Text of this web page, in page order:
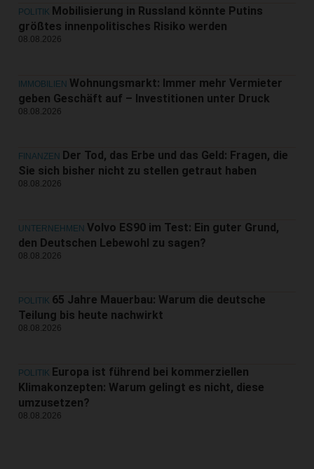
POLITIK Mobilisierung in Russland könnte Putins
größtes innenpolitisches Risiko werden
08.08.2026
IMMOBILIEN Wohnungsmarkt: Immer mehr Vermieter
geben Geschäft auf – Investitionen unter Druck
08.08.2026
FINANZEN Der Tod, das Erbe und das Geld: Fragen, die
Sie sich bisher nicht zu stellen getraut haben
08.08.2026
UNTERNEHMEN Volvo ES90 im Test: Ein guter Grund,
den Deutschen Lebewohl zu sagen?
08.08.2026
POLITIK 65 Jahre Mauerbau: Warum die deutsche
Teilung bis heute nachwirkt
08.08.2026
POLITIK Europa ist führend bei kommerziellen
Klimakonzepten: Warum gelingt es nicht, diese
umzusetzen?
08.08.2026